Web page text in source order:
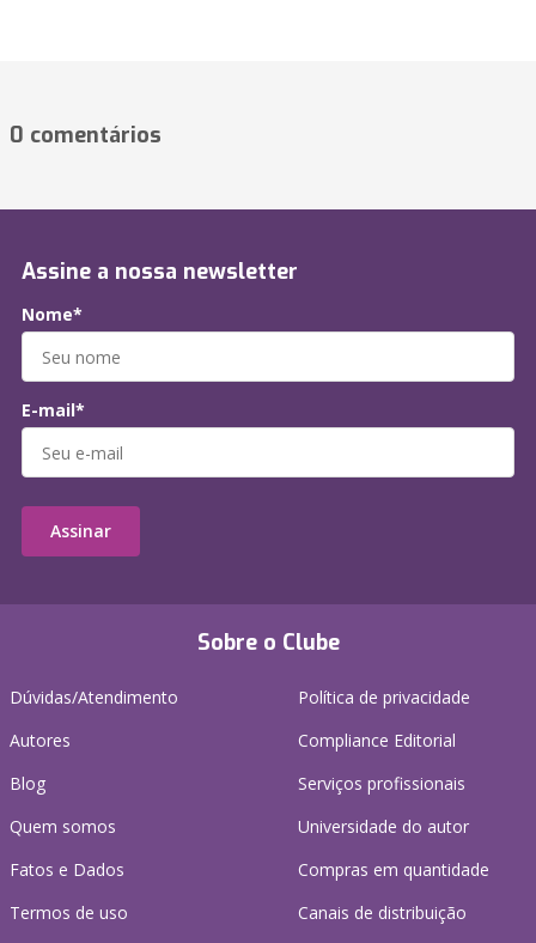
0 comentários
Sobre o Clube
Dúvidas/Atendimento
Autores
Blog
Quem somos
Fatos e Dados
Termos de uso
Política de privacidade
Compliance Editorial
Serviços profissionais
Universidade do autor
Compras em quantidade
Canais de distribuição
Assine a nossa newsletter
Nome*
E-mail*
Assinar